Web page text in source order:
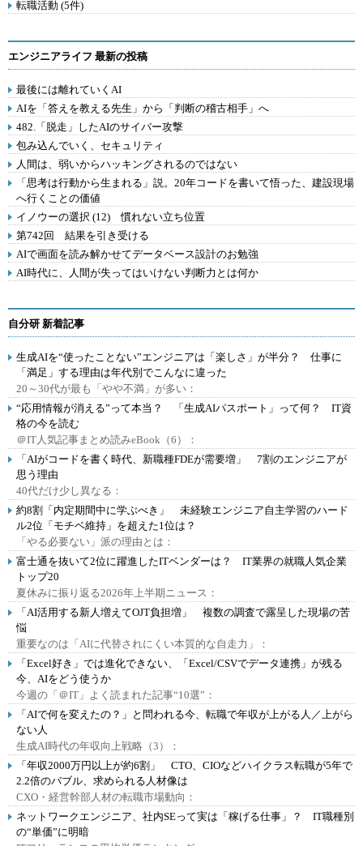
転職活動 (5件)
エンジニアライフ 最新の投稿
最後には離れていくAI
AIを「答えを教える先生」から「判断の稽古相手」へ
482.「脱走」したAIのサイバー攻撃
包み込んでいく、セキュリティ
人間は、弱いからハッキングされるのではない
「思考は行動から生まれる」説。20年コードを書いて悟った、建設現場
へ行くことの価値
イノウーの選択 (12) 慣れない立ち位置
第742回 結果を引き受ける
AIで画面を読み解かせてデータベース設計のお勉強
AI時代に、人間が失ってはいけない判断力とは何か
自分研 新着記事
生成AIを“使ったことない”エンジニアは「楽しさ」が半分？ 仕事に
「満足」する理由は年代別でこんなに違った
20～30代が最も「やや不満」が多い：
“応用情報が消える”って本当？ 「生成AIパスポート」って何？ IT資
格の今を読む
＠IT人気記事まとめ読みeBook（6）：
「AIがコードを書く時代、新職種FDEが需要増」 7割のエンジニアが
思う理由
40代だけ少し異なる：
約8割「内定期間中に学ぶべき」 未経験エンジニア自主学習のハード
ル2位「モチベ維持」を超えた1位は？
「やる必要ない」派の理由とは：
富士通を抜いて2位に躍進したITベンダーは？ IT業界の就職人気企業
トップ20
夏休みに振り返る2026年上半期ニュース：
「AI活用する新人増えてOJT負担増」 複数の調査で露呈した現場の苦
悩
重要なのは「AIに代替されにくい本質的な自走力」：
「Excel好き」では進化できない、「Excel/CSVでデータ連携」が残る
今、AIをどう使うか
今週の「＠IT」よく読まれた記事“10選”：
「AIで何を変えたの？」と問われる今、転職で年収が上がる人／上がら
ない人
生成AI時代の年収向上戦略（3）：
「年収2000万円以上が約6割」 CTO、CIOなどハイクラス転職が5年で
2.2倍のバブル、求められる人材像は
CXO・経営幹部人材の転職市場動向：
ネットワークエンジニア、社内SEって実は「稼げる仕事」？ IT職種別
の“単価”に明暗